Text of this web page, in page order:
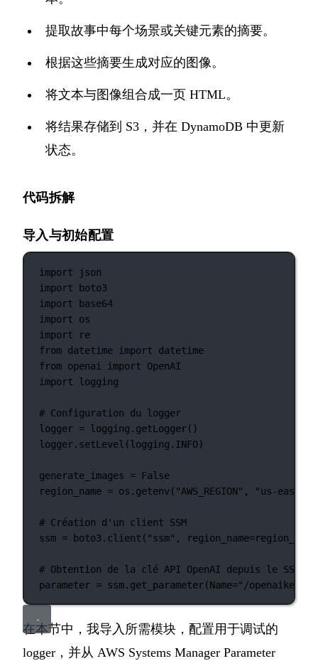
提取故事中每个场景或关键元素的摘要。
根据这些摘要生成对应的图像。
将文本与图像组合成一页 HTML。
将结果存储到 S3，并在 DynamoDB 中更新
状态。
代码拆解
导入与初始配置
import json
import boto3
import base64
import os
import re
from datetime import datetime
from openai import OpenAI
import logging
# Configuration du logger
logger = logging.getLogger()
logger.setLevel(logging. INFO)
generate_images = False
region_name = os.getenv( "AWS_REGION" , "us-east-1"
# Création d'un client SSM
ssm = boto3.client( "ssm" , region_name=
# Obtention de la clé API OpenAI depuis le SSM
parameter = ssm.get_parameter(Name="/openaikey"
在本节中，我导入所需模块，配置用于调试的
logger，并从 AWS Systems Manager Parameter